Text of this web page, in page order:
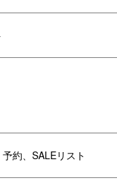
約、SALEリスト